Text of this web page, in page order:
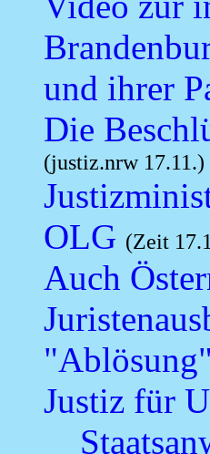
und ihrer
Die
(justiz.nrw 17.11.)
OLG (Zeit
Auch
Justiz für